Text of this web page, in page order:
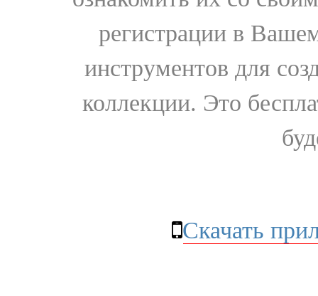
регистрации в
инструментов для
коллекции. Это
Скачать